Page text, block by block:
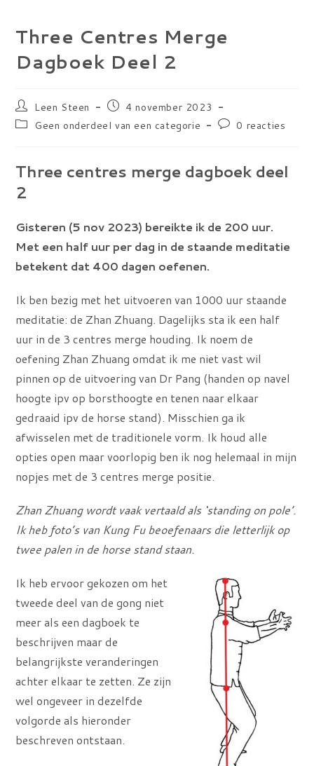
Three Centres Merge
Dagboek Deel 2
Bericht
auteur:
Leen Steen
Bericht
op:
4 november 2023
Berichtcategorie:
Geen onderdeel van een categorie
Bericht0 reacties
Three centres merge dagboek deel
2
Gisteren (5 nov 2023) bereikte ik de 200 uur.
Met een half uur per dag in de staande meditatie
betekent dat 400 dagen oefenen.
Ik ben bezig met het uitvoeren van 1000 uur staande
meditatie: de Zhan Zhuang. Dagelijks sta ik een half
uur in de 3 centres merge houding. Ik noem de
oefening Zhan Zhuang omdat ik me niet vast wil
pinnen op de uitvoering van Dr Pang (handen op navel
hoogte ipv op borsthoogte en tenen naar elkaar
gedraaid ipv de horse stand). Misschien ga ik
afwisselen met de traditionele vorm. Ik houd alle
opties open maar voorlopig ben ik nog helemaal in mijn
nopjes met de 3 centres merge positie.
Zhan Zhuang wordt vaak vertaald als ‘standing on pole’.
Ik heb foto’s van Kung Fu beoefenaars die letterlijk op
twee palen in de horse stand staan.
Ik heb ervoor gekozen om het
tweede deel van de gong niet
meer als een dagboek te
beschrijven maar de
belangrijkste veranderingen
achter elkaar te zetten. Ze zijn
wel ongeveer in dezelfde
volgorde als hieronder
beschreven ontstaan.